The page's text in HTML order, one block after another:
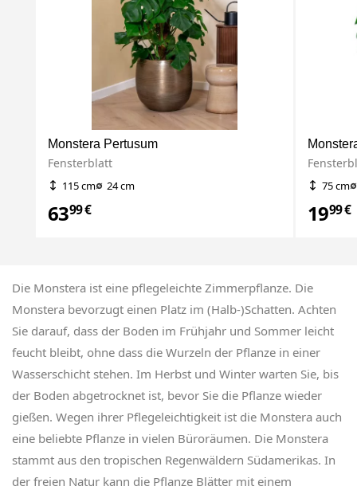
Monstera Pertusum
Fensterblatt
115 cm 24 cm
6399 €
75 cm
1999 €
Die Monstera ist eine pflegeleichte Zimmerpflanze. Die
Monstera bevorzugt einen Platz im (Halb-)Schatten. Achten
Sie darauf, dass der Boden im Frühjahr und Sommer leicht
feucht bleibt, ohne dass die Wurzeln der Pflanze in einer
Wasserschicht stehen. Im Herbst und Winter warten Sie, bis
der Boden abgetrocknet ist, bevor Sie die Pflanze wieder
gießen. Wegen ihrer Pflegeleichtigkeit ist die Monstera auch
eine beliebte Pflanze in vielen Büroräumen. Die Monstera
stammt aus den tropischen Regenwäldern Südamerikas. In
der freien Natur kann die Pflanze Blätter mit einem